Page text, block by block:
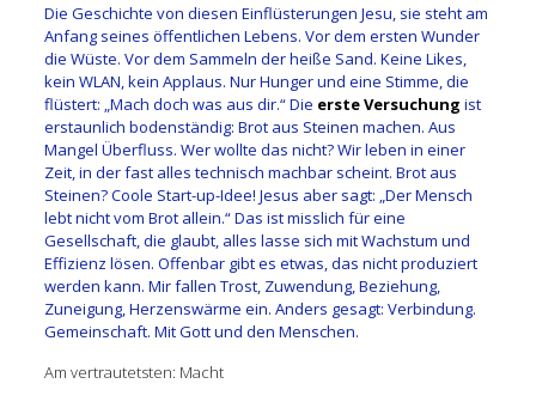
Die Geschichte von diesen Einflüsterungen Jesu, sie steht am
Anfang seines öffentlichen Lebens. Vor dem ersten Wunder
die Wüste. Vor dem Sammeln der heiße Sand. Keine Likes,
kein WLAN, kein Applaus. Nur Hunger und eine Stimme, die
flüstert: „Mach doch was aus dir.“ Die erste Versuchung ist
erstaunlich bodenständig: Brot aus Steinen machen. Aus
Mangel Überfluss. Wer wollte das nicht? Wir leben in einer
Zeit, in der fast alles technisch machbar scheint. Brot aus
Steinen? Coole Start-up-Idee! Jesus aber sagt: „Der Mensch
lebt nicht vom Brot allein.“ Das ist misslich für eine
Gesellschaft, die glaubt, alles lasse sich mit Wachstum und
Effizienz lösen. Offenbar gibt es etwas, das nicht produziert
werden kann. Mir fallen Trost, Zuwendung, Beziehung,
Zuneigung, Herzenswärme ein. Anders gesagt: Verbindung.
Gemeinschaft. Mit Gott und den Menschen.
Am vertrautetsten: Macht